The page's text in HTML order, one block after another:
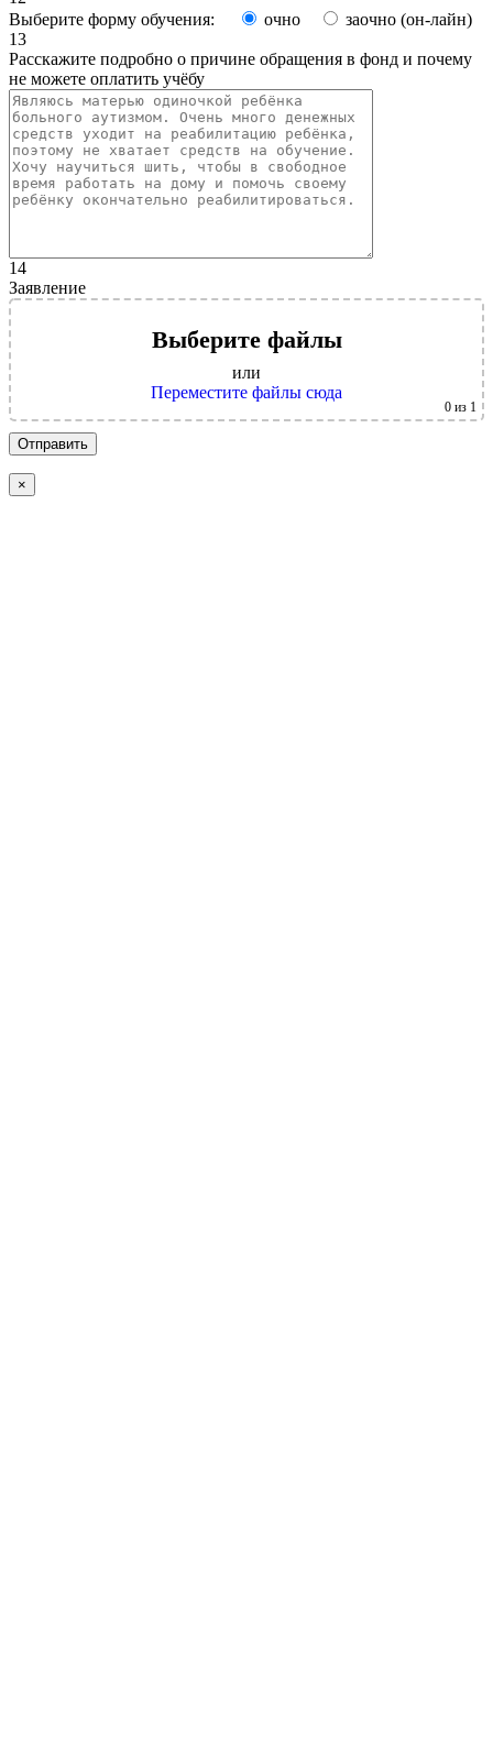
Выберите форму обучения:
очно
заочно (он-лайн)
13
Расскажите подробно о причине обращения в фонд и почему
не можете оплатить учёбу
14
Заявление
Выберите файлы
или
Переместите файлы сюда
0 из 1
×